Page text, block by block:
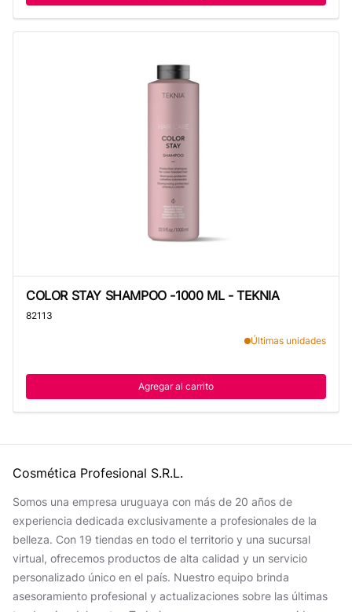
COLOR STAY SHAMPOO -1000 ML - TEKNIA
82113
Últimas unidades
Agregar al carrito
Cosmética Profesional S.R.L.
Somos una empresa uruguaya con más de 20 años de
experiencia dedicada exclusivamente a profesionales de la
belleza. Con 19 tiendas en todo el territorio y una sucursal
virtual, ofrecemos productos de alta calidad y un servicio
personalizado único en el país. Nuestro equipo brinda
asesoramiento profesional y actualizaciones sobre las últimas